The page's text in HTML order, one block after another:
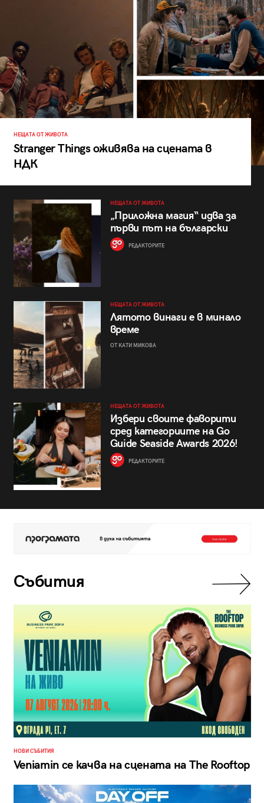
НЕЩАТА ОТ ЖИВОТА
Stranger Things оживява на сцената в
НДК
НЕЩАТА ОТ ЖИВОТА
„Приложна магия“ идва за
първи път на български
РЕДАКТОРИТЕ
НЕЩАТА ОТ ЖИВОТА
Лятото винаги е в минало
време
ОТ КАТИ МИКОВА
НЕЩАТА ОТ ЖИВОТА
Избери своите фаворити
сред категориите на Go
Guide Seaside Awards 2026!
РЕДАКТОРИТЕ
Събития
НОВИ СЪБИТИЯ
Veniamin се качва на сцената на The Rooftop